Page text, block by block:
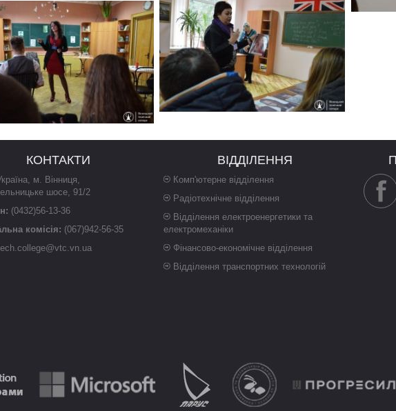
КОНТАКТИ
, м. Вінниця,
шосе, 91/2
(0432)56-13-36
комісія: (067)942-56-35
ВІДДІЛЕННЯ
Комп'ютерне відділення
Радіотехнічне відділення
Відділення електроенергетики та
електромеханіки
Фінансово-економічне відділення
Відділення транспортних технологій